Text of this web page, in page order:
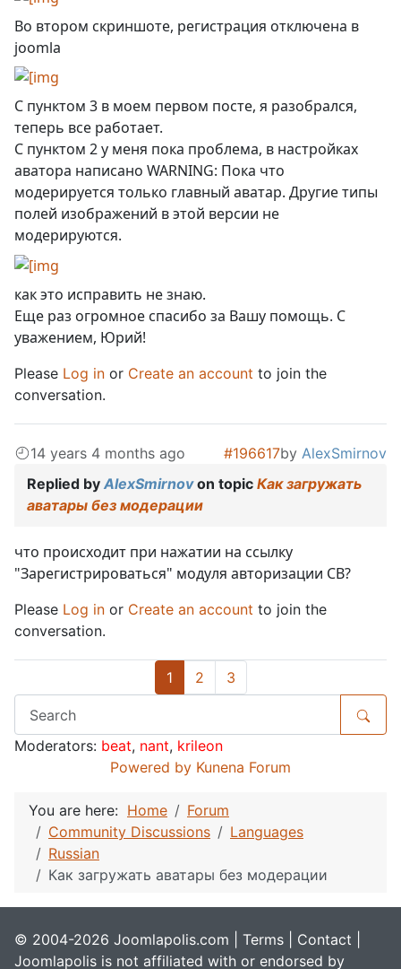
Во втором скриншоте, регистрация отключена в
joomla
С пунктом 3 в моем первом посте, я разобрался,
теперь все работает.
С пунктом 2 у меня пока проблема, в настройках
аватора написано WARNING: Пока что
модерируется только главный аватар. Другие типы
полей изображений в этой версии не
модерируются.
как это исправить не знаю.
Еще раз огромное спасибо за Вашу помощь. С
уважением, Юрий!
Please Log in or Create an account to join the
conversation.
14 years 4 months ago #196617by AlexSmirnov
Replied by AlexSmirnovon topic Как загружать
аватары без модерации
что происходит при нажатии на ссылку
"Зарегистрироваться" модуля авторизации СВ?
Please Log in or Create an account to join the
conversation.
1 2 3
Moderators: beat, nant, krileon
Powered by Kunena Forum
You are here: Home
Forum
Community Discussions
Languages
Russian
Как загружать аватары без модерации
© 2004-2026 Joomlapolis.com | Terms Contact
Joomlapolis is not affiliated with or endorsed by